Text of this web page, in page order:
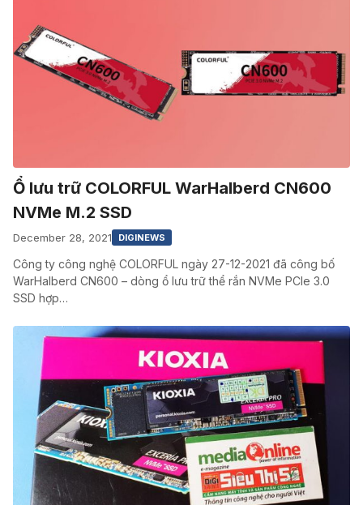
Ổ lưu trữ COLORFUL WarHalberd CN600
NVMe M.2 SSD
December 28, 2021 DIGINEWS
Công ty công nghệ COLORFUL ngày 27-12-2021 đã công bố
WarHalberd CN600 – dòng ổ lưu trữ thể rắn NVMe PCIe 3.0
SSD hợp…